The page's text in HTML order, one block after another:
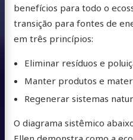
benefícios para todo o
transição para fontes de
em três princípios:
Eliminar resíduos e
Manter produtos e
Regenerar sistemas
O diagrama sistêmico